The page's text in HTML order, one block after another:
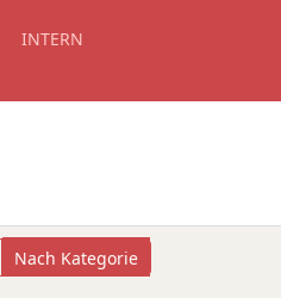
INTERN
Nach Kategorie